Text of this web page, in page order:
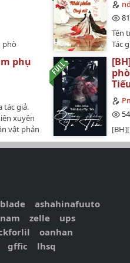
2
VÀ
ƠN
NGƯỜI
FIC
❤…
14/
lạnh
tải
đủ
phò
giả phò
bản
ít hơn
chung,
Kiều) x
Vân
và
ý
Tên
Tác
phụ
tác giả.
xuyên
vật phản
là thiên
một lòng
bị chú
nhỏ,
giữ
"Kỳ thật
nhỏ
ta là
QT
ashahinafuuto
zelle
ups
oanhan
gffic lhsq